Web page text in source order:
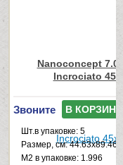
Nanoconcept 7.0
Incrociato
Звоните В КОРЗИНУ
Шт.в упаковке: 5
Размер, см: 44.63x89.46
М2 в упаковке: 1.996